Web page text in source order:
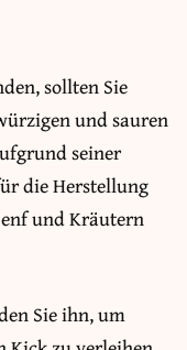
sollten Sie
und sauren
seiner
die Herstellung
und Kräutern
Sie ihn, um